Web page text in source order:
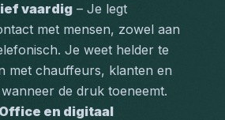
vaardig – Je legt
met mensen, zowel aan
Je weet helder te
met chauffeurs, klanten en
de druk toeneemt.
en digitaal